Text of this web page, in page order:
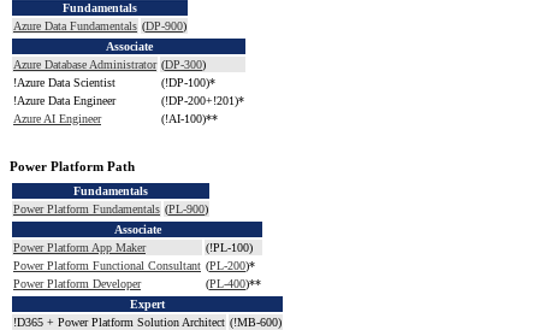
Fundamentals
Azure Data Fundamentals (DP-900)
Associate
Azure Database Administrator (DP-300)
!Azure Data Scientist (!DP-100)*
!Azure Data Engineer (!DP-200+!201)*
Azure AI Engineer
(!AI-100)**
Power Platform Path
Fundamentals
Power Platform Fundamentals (PL-900)
Associate
Power Platform App Maker
(!PL-100)
Power Platform Functional Consultant (PL-200)*
Power Platform Developer
(PL-400)**
Expert
!D365 + Power Platform Solution Architect (!MB-600)